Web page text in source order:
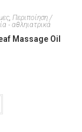
, Περιποίηση /
- αθληιατρικά
Massage Oil